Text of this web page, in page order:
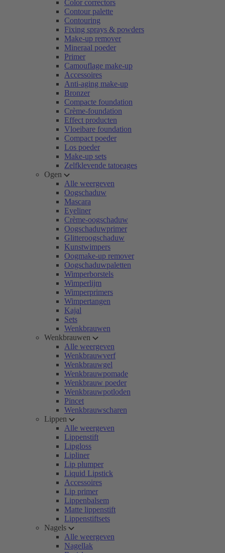
Color correctors
Contour palette
Contouring
Fixing sprays & powders
Make-up remover
Mineraal poeder
Primer
Camouflage make-up
Accessoires
Anti-aging make-up
Bronzer
Compacte foundation
Crème-foundation
Effect producten
Vloeibare foundation
Compact poeder
Los poeder
Make-up sets
Zelfklevende tatoeages
Ogen
Alle weergeven
Oogschaduw
Mascara
Eyeliner
Crème-oogschaduw
Oogschaduwprimer
Glitteroogschaduw
Kunstwimpers
Oogmake-up remover
Oogschaduwpaletten
Wimperborstels
Wimperlijm
Wimperprimers
Wimpertangen
Kajal
Sets
Wenkbrauwen
Wenkbrauwen
Alle weergeven
Wenkbrauwverf
Wenkbrauwgel
Wenkbrauwpomade
Wenkbrauw poeder
Wenkbrauwpotloden
Pincet
Wenkbrauwscharen
Lippen
Alle weergeven
Lippenstift
Lipgloss
Lipliner
Lip plumper
Liquid Lipstick
Accessoires
Lip primer
Lippenbalsem
Matte lippenstift
Lippenstiftsets
Nagels
Alle weergeven
Nagellak